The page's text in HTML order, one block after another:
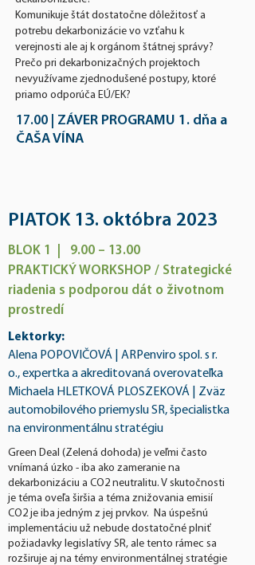
Komunikuje štát dostatočne dôležitosť a
potrebu dekarbonizácie vo vzťahu k
verejnosti ale aj k orgánom štátnej správy?
Prečo pri dekarbonizačných projektoch
nevyužívame zjednodušené postupy, ktoré
priamo odporúča EÚ/EK?
17.00 ZÁVER PROGRAMU 1. dňa ​a
ČAŠA VÍNA
PIATOK 13. októbra 2023
BLOK 1 | 9.00 – 13.00 ​
PRAKTICKÝ WORKSHOP / Strategické
riadenia s podporou dát o životnom
prostredí
Lektorky:
Alena POPOVIČOVÁ | ARPenviro spol. s r.
o., expertka a akreditovaná overovateľka​
Michaela HLETKOVÁ PLOSZEKOVÁ | Zväz
automobilového priemyslu SR, špecialistka
na environmentálnu stratégiu
Green Deal (Zelená dohoda) je veľmi často
vnímaná úzko - iba ako zameranie na
dekarbonizáciu a CO2 neutralitu. V skutočnosti
je téma oveľa širšia a téma znižovania emisií
CO2 je iba jedným z jej prvkov. Na úspešnú
implementáciu už nebude dostatočné plniť
požiadavky legislatívy SR, ale tento rámec sa
rozširuje aj na témy environmentálnej stratégie